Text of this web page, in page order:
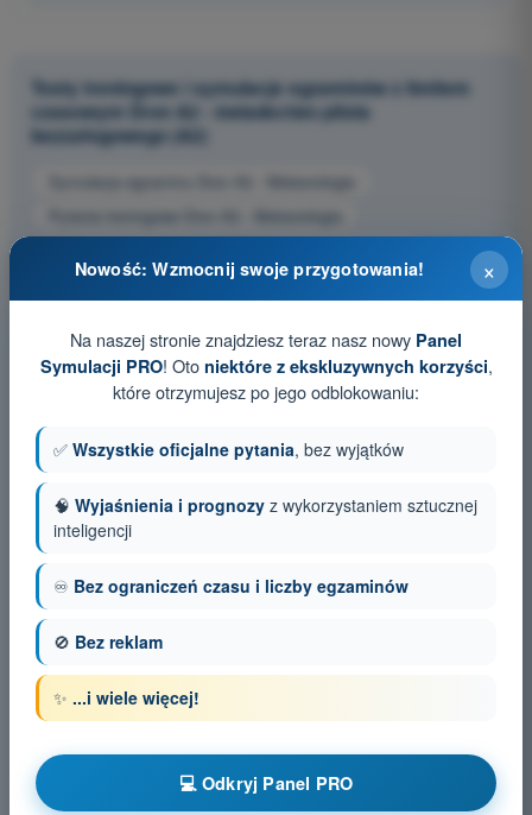
Testy treningowe i symulacje egzaminów z limitem
czasowym Dron A2 - świadectwo pilota
bezzałogowego (A2)
Symulacja egzaminu Dron A2 - Meteorologia
Pytania treningowe Dron A2 - Meteorologia
×
Nowość: Wzmocnij swoje przygotowania!
Na naszej stronie znajdziesz teraz nasz nowy Panel
Symulacji PRO! Oto niektóre z ekskluzywnych korzyści,
które otrzymujesz po jego odblokowaniu:
✅ Wszystkie oficjalne pytania, bez wyjątków
🧠 Wyjaśnienia i prognozy z wykorzystaniem sztucznej
inteligencji
♾️ Bez ograniczeń czasu i liczby egzaminów
🚫 Bez reklam
✨ ...i wiele więcej!
💻 Odkryj Panel PRO